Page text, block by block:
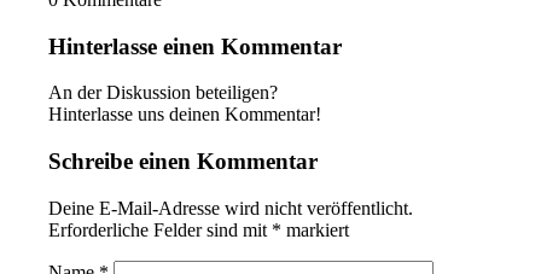
Hinterlasse einen Kommentar
An der Diskussion beteiligen?
Hinterlasse uns deinen Kommentar!
Schreibe einen Kommentar
Deine E-Mail-Adresse wird nicht veröffentlicht.
Erforderliche Felder sind mit * markiert